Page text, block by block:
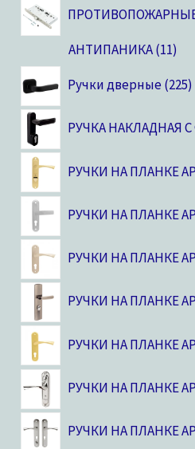
АНТИПАНИКА 11
Ручки дверные 225
РУЧКА НАКЛАДНАЯ
РУЧКИ НА ПЛАНКЕ
РУЧКИ НА ПЛАНКЕ
РУЧКИ НА ПЛАНКЕ
РУЧКИ НА ПЛАНКЕ
РУЧКИ НА ПЛАНКЕ
РУЧКИ НА ПЛАНКЕ
РУЧКИ НА ПЛАНКЕ